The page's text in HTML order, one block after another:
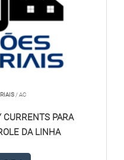
/ AC
CURRENTS PARA
DA LINHA